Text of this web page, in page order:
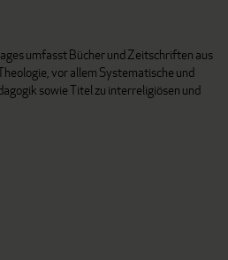
umfasst Bücher und Zeitschriften aus
vor allem Systematische und
sowie Titel zu interreligiösen und